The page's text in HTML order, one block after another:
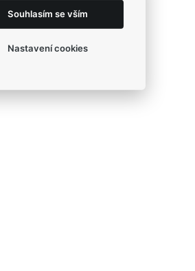
Souhlasím se vším
Nastavení cookies